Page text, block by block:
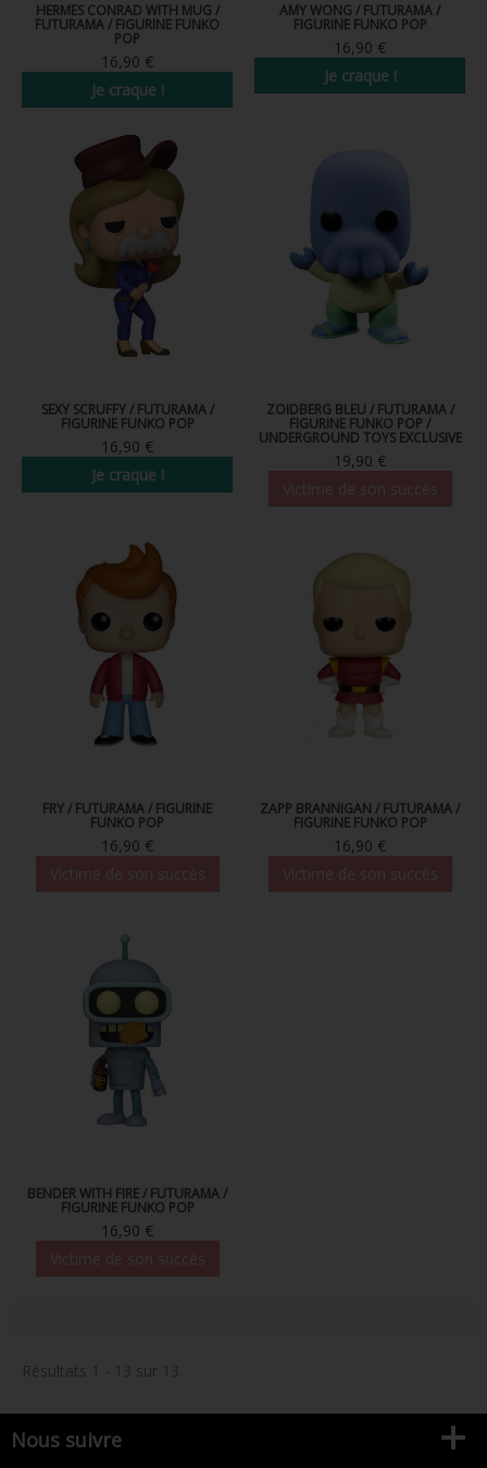
HERMES CONRAD WITH MUG /
FUTURAMA / FIGURINE FUNKO
POP
16,90 €
Je craque !
AMY WONG / FUTURAMA /
FIGURINE FUNKO POP
16,90 €
Je craque !
SEXY SCRUFFY / FUTURAMA /
FIGURINE FUNKO POP
16,90 €
Je craque !
ZOIDBERG BLEU / FUTURAMA /
FIGURINE FUNKO POP /
UNDERGROUND TOYS EXCLUSIVE
19,90 €
FRY / FUTURAMA / FIGURINE
FUNKO POP
16,90 €
ZAPP BRANNIGAN / FUTURAMA /
FIGURINE FUNKO POP
16,90 €
BENDER WITH FIRE / FUTURAMA /
FIGURINE FUNKO POP
16,90 €
Résultats 1 - 13 sur 13.
Nous suivre